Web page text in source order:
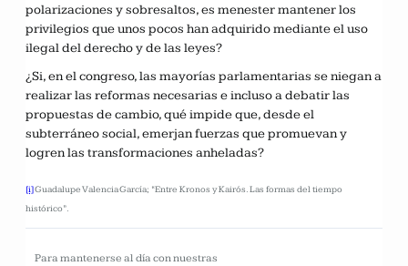
polarizaciones y sobresaltos, es menester mantener los
privilegios que unos pocos han adquirido mediante el uso
ilegal del derecho y de las leyes?
¿Si, en el congreso, las mayorías parlamentarias se niegan a
realizar las reformas necesarias e incluso a debatir las
propuestas de cambio, qué impide que, desde el
subterráneo social, emerjan fuerzas que promuevan y
logren las transformaciones anheladas?
[i]Guadalupe Valencia García; “Entre Kronos y Kairós. Las formas del tiempo
histórico”.
Para mantenerse al día con nuestras